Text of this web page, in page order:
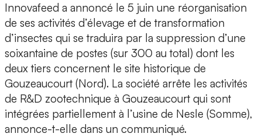
Innovafeed a annoncé le 5 juin une réorganisation
de ses activités d’élevage et de transformation
d’insectes qui se traduira par la suppression d’une
soixantaine de postes (sur 300 au total) dont les
deux tiers concernent le site historique de
Gouzeaucourt (Nord). La société arrête les activités
de R&D zootechnique à Gouzeaucourt qui sont
intégrées partiellement à l’usine de Nesle (Somme),
annonce-t-elle dans un communiqué.